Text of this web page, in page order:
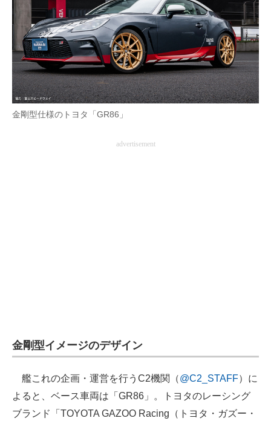
経営リーダーのコミュニティ
マーケ×ITの今がよく分かる
ITエンジニア向け専門サイト
企業向けIT製品の総合サイト
IT製品の技術・比較・事例
製造業のIT導入・活用を支援
金剛型仕様のトヨタ「GR86」
advertisement
金剛型イメージのデザイン
艦これの企画・運営を行うC2機関（@C2_STAFF）に
よると、ベース車両は「GR86」。トヨタのレーシング
ブランド「TOYOTA GAZOO Racing（トヨタ・ガズー・